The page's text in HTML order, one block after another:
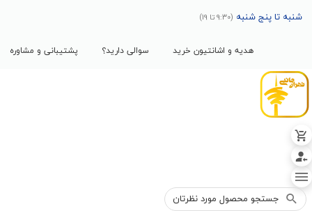
شنبه
هدیه و اشانتیون خرید سوالی دارید؟ پشتیبانی و مشاوره